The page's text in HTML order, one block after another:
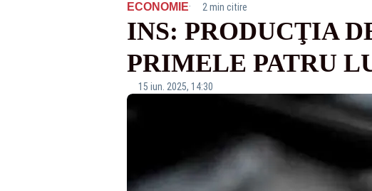
ECONOMIE· 2 min citire
INS: PRODUCŢIA
PRIMELE PATRU
15 iun. 2025, 14:30